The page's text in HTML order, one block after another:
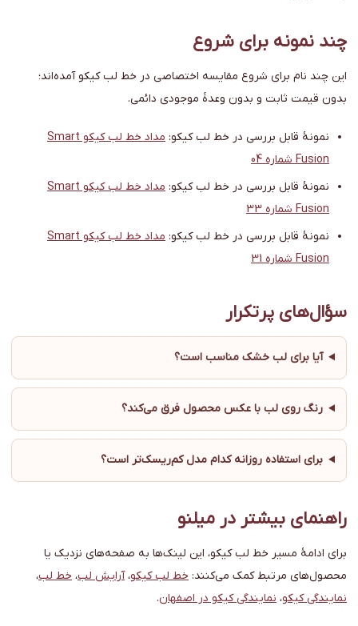
چند نمونه برای شروع
این چند نام برای شروع مقایسه اختصاصی در خط لب کیکو آمده‌اند؛
بدون قیمت ثابت و بدون وعدهٔ موجودی دائمی.
نمونهٔ قابل بررسی در خط لب کیکو:
مداد خط لب کیکو Smart
Fusion شماره 04
نمونهٔ قابل بررسی در خط لب کیکو:
مداد خط لب کیکو Smart
Fusion شماره 33
نمونهٔ قابل بررسی در خط لب کیکو:
مداد خط لب کیکو Smart
Fusion شماره 31
سؤال‌های پرتکرار
آیا برای لب خشک مناسب است؟
رنگ روی لب با عکس محصول فرق می‌کند؟
برای استفاده روزانه کدام مدل کم‌ریسک‌تر است؟
راهنمای بیشتر در میلنو
برای ادامهٔ مسیر خط لب کیکو، این لینک‌ها به صفحه‌های نزدیک یا
محصول‌های مرتبط کمک می‌کنند: خط لب کیکو،آرایش لب، خط لب،
نمایندگی کیکو، نمایندگی کیکو در اصفهان.